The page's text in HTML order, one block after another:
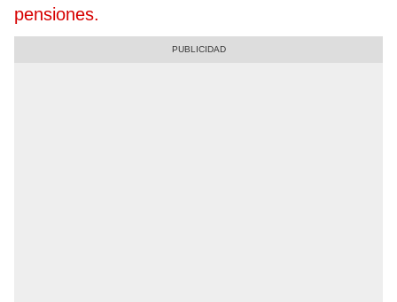
pensiones.